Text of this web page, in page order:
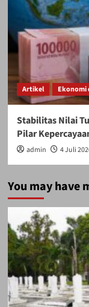
Artikel Ekonomi
Stabilitas Nilai
Pilar
admin 4 Juli
You may have